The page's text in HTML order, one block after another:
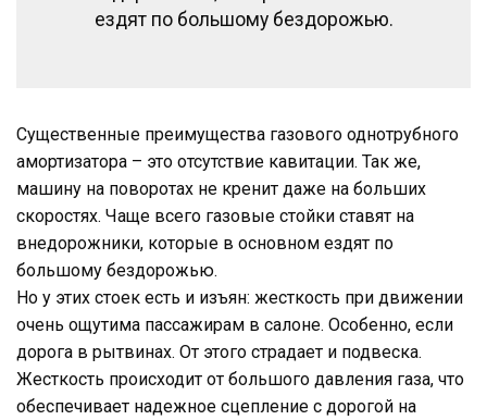
ездят по большому бездорожью.
Существенные преимущества газового однотрубного
амортизатора – это отсутствие кавитации. Так же,
машину на поворотах не кренит даже на больших
скоростях. Чаще всего газовые стойки ставят на
внедорожники, которые в основном ездят по
большому бездорожью.
Но у этих стоек есть и изъян: жесткость при движении
очень ощутима пассажирам в салоне. Особенно, если
дорога в рытвинах. От этого страдает и подвеска.
Жесткость происходит от большого давления газа, что
обеспечивает надежное сцепление с дорогой на